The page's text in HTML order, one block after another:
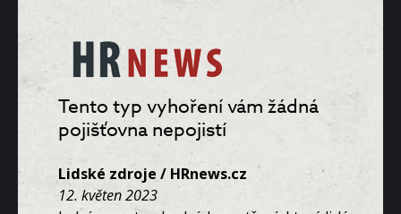
Tento typ vyhoření vám žádná
pojišťovna nepojistí
Lidské zdroje / HRnews.cz
12. květen 2023